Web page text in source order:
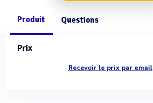
Produit Questions
Prix
Recevoir le prix par email